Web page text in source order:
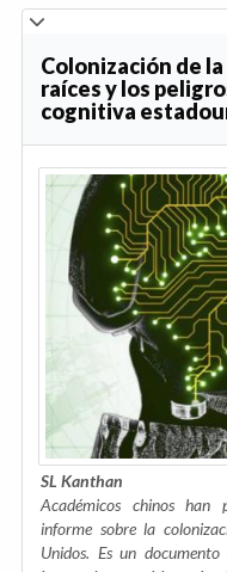
Colonización de
raíces y los
cognitiva
SL Kanthan
Académicos chinos han
informe sobre la
Unidos. Es un